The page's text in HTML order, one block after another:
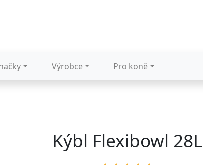
Výrobce Pro koně
Kýbl Flexibowl 28L